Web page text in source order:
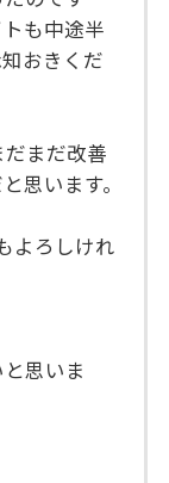
も中途半
おきくだ
まだ改善
思います。
よろしけれ
思いま